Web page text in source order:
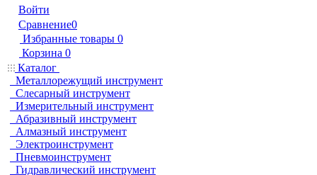
Войти
Сравнение0
Избранные товары 0
Корзина 0
Каталог
Металлорежущий инструмент
Слесарный инструмент
Измерительный инструмент
Абразивный инструмент
Алмазный инструмент
Электроинструмент
Пневмоинструмент
Гидравлический инструмент